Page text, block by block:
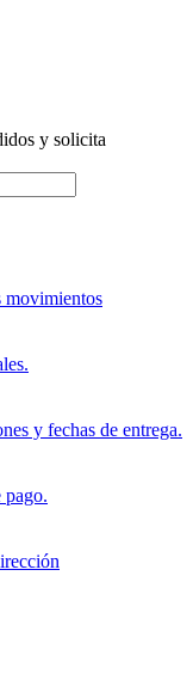
y solicita
movimientos
y fechas de entrega.
pago.